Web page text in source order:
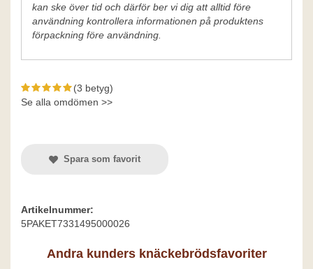
kan ske över tid och därför ber vi dig att alltid före
användning kontrollera informationen på produktens
förpackning före användning.
(3 betyg)
Se alla omdömen >>
Spara som favorit
Artikelnummer:
5PAKET7331495000026
Andra kunders knäckebrödsfavoriter